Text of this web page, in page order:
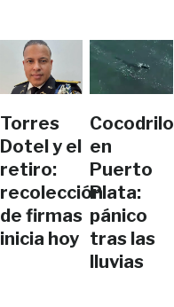
Torres
Dotel y el
retiro:
recolección
de firmas
inicia hoy
Cocodrilo
en
Puerto
Plata:
pánico
tras las
lluvias